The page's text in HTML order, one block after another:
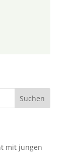
Suchen
mit jungen